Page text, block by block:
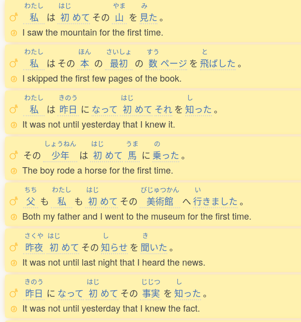
わたし
私 は
はじ
初 めて その
やま
山 を
み
見た。
I saw the mountain for the first time.
わたし
私 は その
ほん
本 の
さいしょ
最初 の
すう
数 ページ を
と
飛ばした。
I skipped the first few pages of the book.
わたし
私 は
きのう
昨日 に なって
はじ
初 めて それ を
し
知った。
It was not until yesterday that I knew it.
その
しょうねん
少年 は
はじ
初 めて
うま
馬 に
の
乗った。
The boy rode a horse for the first time.
ちち
父 も
わたし
私 も
はじ
初 めて その
びじゅつかん
美術館 へ
い
行きました。
Both my father and I went to the museum for the first time.
さくや
昨夜
はじ
初 めて その
し
知らせ を
き
聞いた。
It was not until last night that I heard the news.
きのう
昨日 に なって
はじ
初 めて その
じじつ
事実 を
し
知った。
It was not until yesterday that I knew the fact.